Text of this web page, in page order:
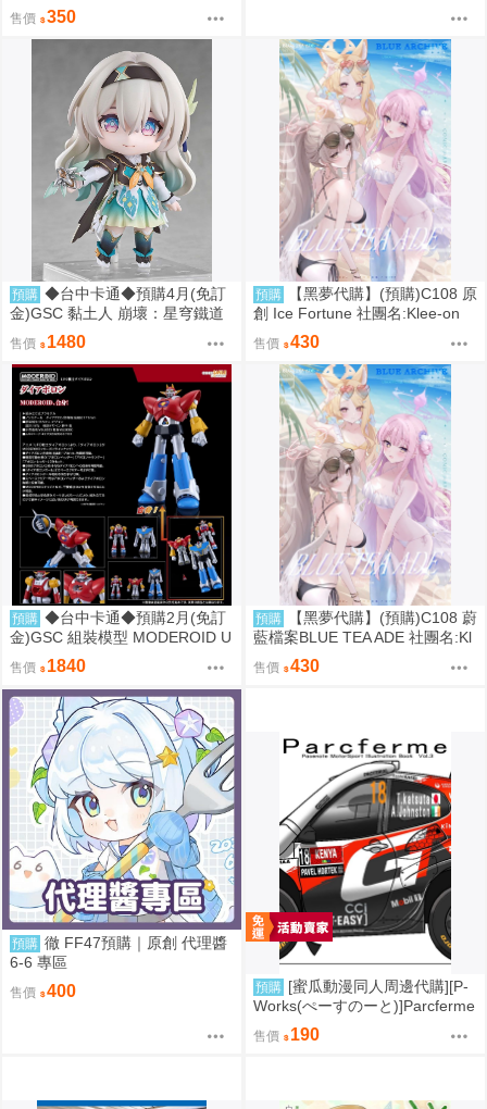
售價 350
預購 ◆台中卡通◆預購4月(免訂
金)GSC 黏土人 崩壞：星穹鐵道
流螢 0906
售價 1480
預購
【黑夢代購】(預購)C108 原
創 Ice Fortune 社團名:Klee-on
繪師:Klee-on
售價 430
預購 ◆台中卡通◆預購2月(免訂
金)GSC 組裝模型 MODEROID U
FO戰士阿波羅 大阿波羅 0906
售價 1840
預購
【黑夢代購】(預購)C108 蔚
藍檔案BLUE TEA ADE 社團名:Kl
ee-on 繪師:Klee-on
售價 430
預購 徹 FF47預購｜原創 代理醬
6-6 專區
售價 400 預購 [蜜瓜動漫同人周邊代購][P-
Works(ぺーすのーと)]Parcferme
Vol.3(同人誌)
售價 190